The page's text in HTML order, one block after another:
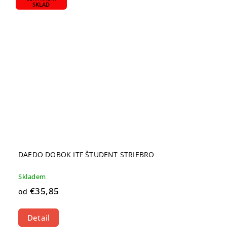
SKLAD
DAEDO DOBOK ITF ŠTUDENT STRIEBRO
Skladem
od €35,85
Detail